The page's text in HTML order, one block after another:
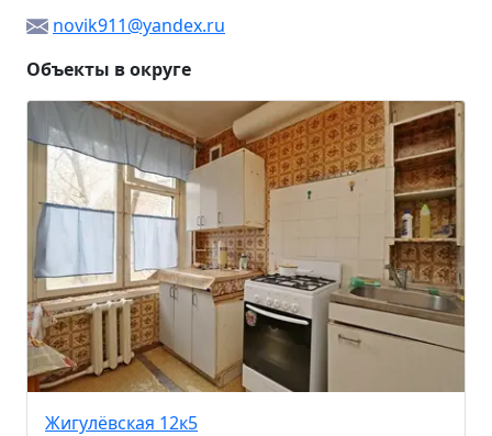
novik911@yandex.ru
Объекты в округе
Жигулёвская 12к5